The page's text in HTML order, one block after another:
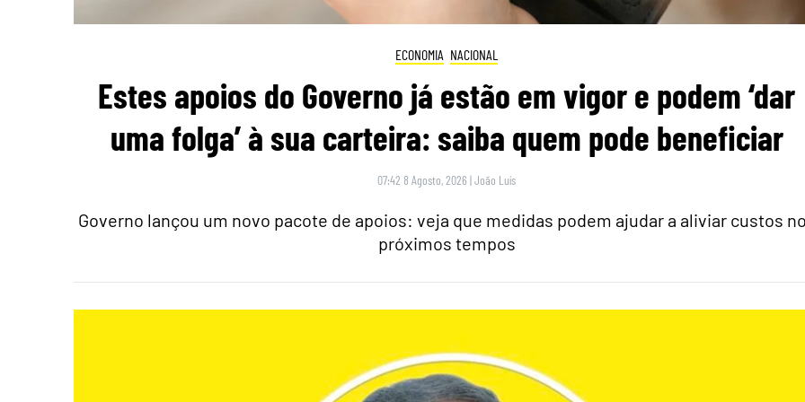
ECONOMIA NACIONAL
Estes apoios do Governo já estão em vigor e podem ‘dar
uma folga’ à sua carteira: saiba quem pode beneficiar
07:42 8 Agosto, 2026 |João Luís
Governo lançou um novo pacote de apoios: veja que medidas podem ajudar a aliviar custos
próximos tempos